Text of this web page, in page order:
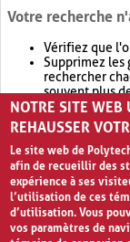
Votre recherche
Vérifiez que
Supprimez les
rechercher
souvent plus
Envisagez
retournera
NOTRE SITE WEB
REHAUSSER
Le site web de
afin de recueillir des
expérience à ses
l’utilisation de ces
d’utilisation. Vous
vos paramètres de